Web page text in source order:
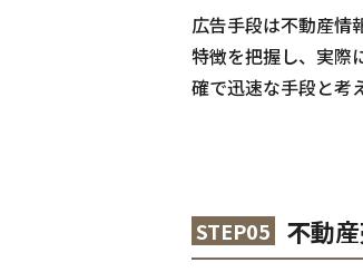
広告手段は不動産情
特徴を把握し、実際
確で迅速な手段と考
STEP05 不動